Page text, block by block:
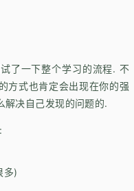
了一下整个学习的流程. 不
方式也肯定会出现在你的强
解决自己发现的问题的.
多)